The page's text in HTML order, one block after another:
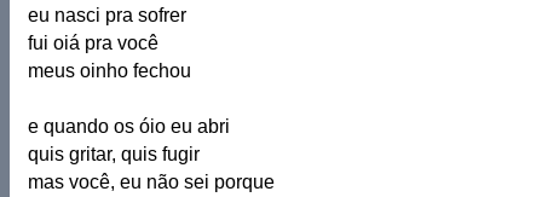
eu nasci pra sofrer
fui oiá pra você
meus oinho fechou
e quando os óio eu abri
quis gritar, quis fugir
mas você, eu não sei porque